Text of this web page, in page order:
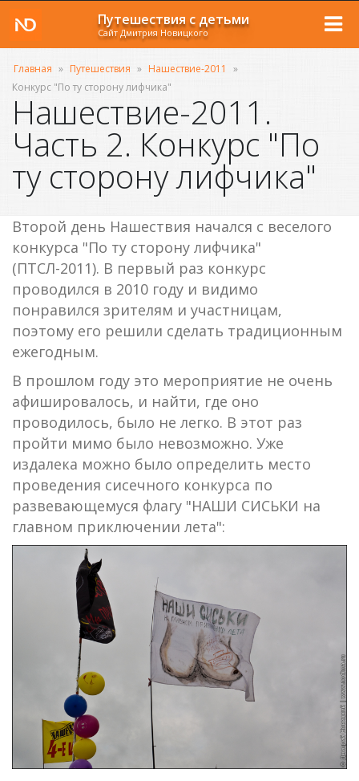
Путешествия с детьми
Сайт Дмитрия Новицкого
Главная » Путешествия » Нашествие-2011
»
Конкурс "По ту сторону лифчика"
Нашествие-2011.
Часть 2. Конкурс "По
ту сторону лифчика"
Второй день Нашествия начался с веселого
конкурса "По ту сторону лифчика"
(ПТСЛ-2011). В первый раз конкурс
проводился в 2010 году и видимо
понравился зрителям и участницам,
поэтому его решили сделать традиционным
ежегодным.
В прошлом году это мероприятие не очень
афишировалось, и найти, где оно
проводилось, было не легко. В этот раз
пройти мимо было невозможно. Уже
издалека можно было определить место
проведения сисечного конкурса по
развевающемуся флагу "НАШИ СИСЬКИ на
главном приключении лета":